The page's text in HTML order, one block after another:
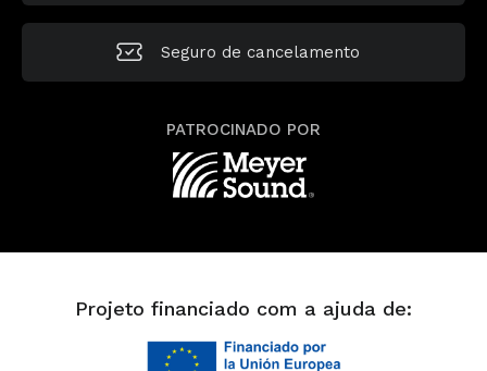
Seguro de cancelamento
PATROCINADO POR
Projeto financiado com a ajuda de: